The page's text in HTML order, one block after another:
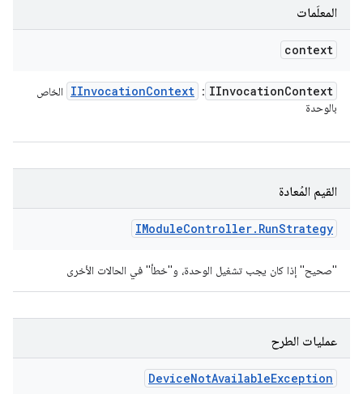
المعلَمات
context
IInvocationContext
:
IInvocationContext
الخاص
بالوحدة
القيم المُعادة
IModuleController. RunStrategy
"صحيح" إذا كان يجب تشغيل الوحدة، و"خطأ" في الحالات الأخرى
عمليات الطرح
DeviceNotAvailableException